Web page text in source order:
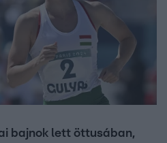
bajnok lett öttusában,